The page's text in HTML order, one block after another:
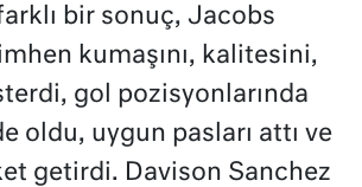
bir sonuç, Jacobs
kumaşını, kalitesini,
gol pozisyonlarında
oldu, uygun pasları attı ve
getirdi. Davison Sanchez